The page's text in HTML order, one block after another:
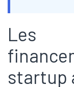
Les
startup